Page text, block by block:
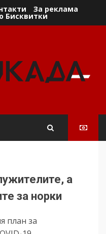
За реклама
Бисквитки
а
за норки
план за